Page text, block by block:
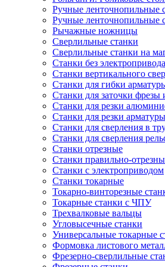
Ручные ленточнопильные
Ручные ленточнопильные
Рычажные ножницы
Сверлильные станки
Сверлильные станки на
Станки без электропривода
Станки вертикального
Станки для гибки
Станки для заточки фрезы
Станки для резки
Станки для резки арматуры
Станки для сверления в
Станки для сверления
Станки отрезные
Станки правильно-
Станки с электроприводом
Станки токарные
Токарно-винторезные
Токарные станки с ЧПУ
Трехвалковые вальцы
Угловысечные станки
Универсальные токарные
Формовка листового
Фрезерно-сверлильные